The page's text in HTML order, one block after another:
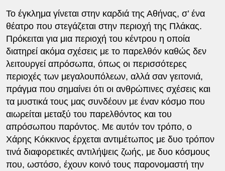
Το έγκλημα γίνεται στην καρδιά της Αθήνας, σ’ ένα
θέατρο που στεγάζεται στην περιοχή της Πλάκας.
Πρόκειται για μια περιοχή του κέντρου η οποία
διατηρεί ακόμα σχέσεις με το παρελθόν καθώς δεν
λειτουργεί απρόσωπα, όπως οι περισσότερες
περιοχές των μεγαλουπόλεων, αλλά σαν γειτονιά,
πράγμα που σημαίνει ότι οι ανθρώπινες σχέσεις και
τα μυστικά τους μας συνδέουν με έναν κόσμο που
αιωρείται μεταξύ του παρελθόντος και του
απρόσωπου παρόντος. Με αυτόν τον τρόπο, ο
Χάρης Κόκκινος έρχεται αντιμέτωπος με δυο τρόπον
τινά διαφορετικές αντιλήψεις ζωής, με δυο κόσμους
που, ωστόσο, έχουν κοινό τους παρονομαστή την